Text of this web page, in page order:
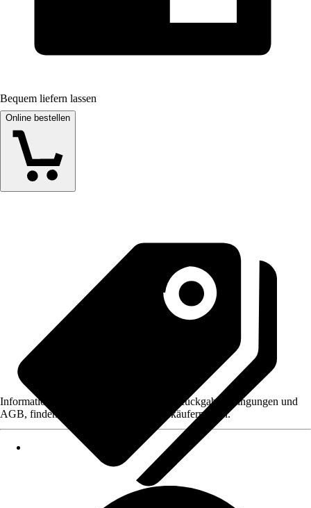
Bequem liefern lassen
Online bestellen
Informationen des Verkäufers, wie z. B. Rückgabebedingungen und
AGB, finden Sie bei Klick auf den Verkäufernamen.